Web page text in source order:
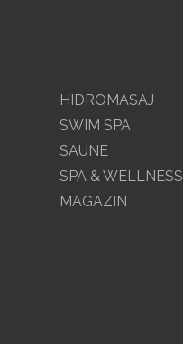
HIDROMASAJ
SWIM SPA
SAUNE
SPA & WELLNESS
MAGAZIN